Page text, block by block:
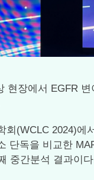
현장에서 EGFR
(WCLC 2024)에
단독을 비교한
중간분석 결과이